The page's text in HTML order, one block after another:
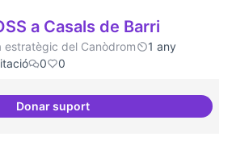
a Casals de Barri
estratègic del Canòdrom
1 any
0 0
Donar suportFormació FLOSS a Casals de